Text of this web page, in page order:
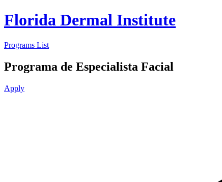
Florida Dermal Institute
Programs List
Programa de Especialista Facial
Apply